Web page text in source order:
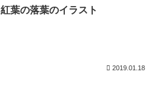
紅葉の落葉のイラスト
2019.01.18